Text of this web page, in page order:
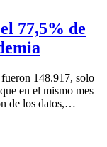
77,5% de
148.917, solo
en el mismo mes
de los datos,…